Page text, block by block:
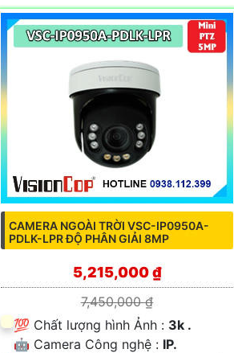
CAMERA NGOÀI TRỜI VSC-IP0950A-
PDLK-LPR ĐỘ PHÂN GIẢI 8MP
5,215,000 ₫
7,450,000 ₫
💯 Chất lượng hình Ảnh : 3k .
🤖️ Camera Công nghệ : IP.